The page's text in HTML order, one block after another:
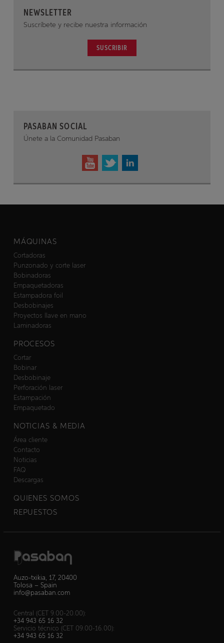
NEWSLETTER
Suscríbete y recibe nuestra información
SUSCRIBIR
PASABAN SOCIAL
Únete a la Comunidad Pasaban
MÁQUINAS
Cortadoras
Punzonado y corte laser
Bobinadoras
Empaquetadoras
Estampadora foil
Desbobinajes
Proyectos llave en mano
Laminadoras
PROCESOS
Cortar
Bobinar
Desbobinaje
Perforación laser
Estampación
Empaquetado
NOTICIAS & MEDIA
Área cliente
Contacto
Noticias
FAQ
Descargas
QUIENES SOMOS
REPUESTOS
Auzo-txikia, 17, 20400
Tolosa – Spain
info@pasaban.com
Central (CET 9.00-20.00):
+34 943 65 16 32
Servicio técnico (CET 09.00-16.00):
+34 943 65 16 32